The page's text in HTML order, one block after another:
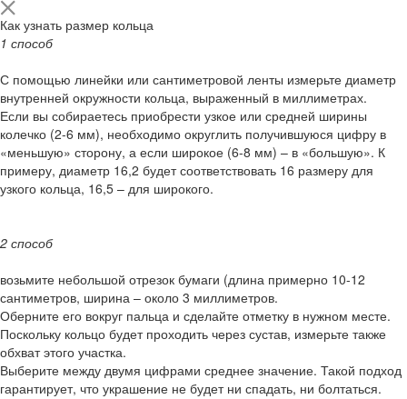
Как узнать размер кольца
1 способ
С помощью линейки или сантиметровой ленты измерьте диаметр
внутренней окружности кольца, выраженный в миллиметрах.
Если вы собираетесь приобрести узкое или средней ширины
колечко (2-6 мм), необходимо округлить получившуюся цифру в
«меньшую» сторону, а если широкое (6-8 мм) – в «большую». К
примеру, диаметр 16,2 будет соответствовать 16 размеру для
узкого кольца, 16,5 – для широкого.
2 способ
возьмите небольшой отрезок бумаги (длина примерно 10-12
сантиметров, ширина – около 3 миллиметров.
Оберните его вокруг пальца и сделайте отметку в нужном месте.
Поскольку кольцо будет проходить через сустав, измерьте также
обхват этого участка.
Выберите между двумя цифрами среднее значение. Такой подход
гарантирует, что украшение не будет ни спадать, ни болтаться.